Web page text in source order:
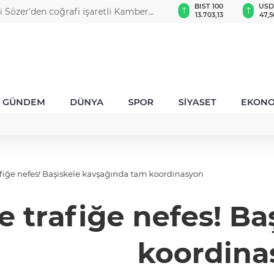
Sözer'den coğrafi işaretli Kamber
BGN
27,9529
VND
0,0018
GAU/TRY
6.504,05
BIST 100
13.703,13
USD
GÜNDEM DÜNYA SPOR SİYASET
Kocaeli’de trafiğe nefes! Başiskele kavşağında tam koordinasyon
trafiğe nefes!